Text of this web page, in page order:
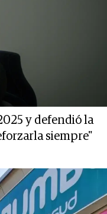
y defendió la
siempre"